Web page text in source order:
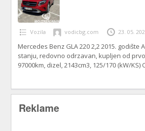
Vozila vodicbg.com 23. 05.
Mercedes Benz GLA 220 2,2 2015. godište
stanju, redovno odrzavan, kupljen od
97000km, dizel, 2143cm3, 125/170 (kW/
Reklame